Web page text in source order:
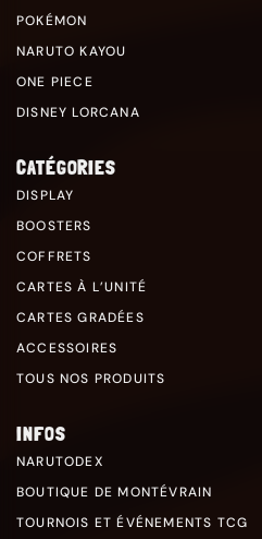
POKÉMON
NARUTO KAYOU
ONE PIECE
DISNEY LORCANA
CATÉGORIES
DISPLAY
BOOSTERS
COFFRETS
CARTES À L’UNITÉ
CARTES GRADÉES
ACCESSOIRES
TOUS NOS PRODUITS
INFOS
NARUTODEX
BOUTIQUE DE MONTÉVRAIN
TOURNOIS ET ÉVÉNEMENTS TCG